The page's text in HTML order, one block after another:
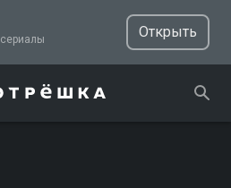
ТВ, фильмы и сериалы
Открыть